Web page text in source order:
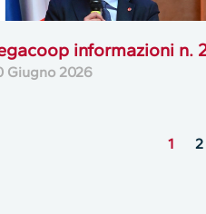
informazioni n.
Giugno 2026
1 2